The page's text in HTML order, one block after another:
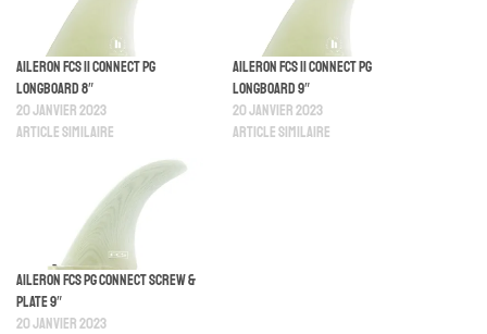
Aileron FCS II Connect Pg
Longboard 8″
20 janvier 2023
Article similaire
Aileron FCS II Connect Pg
Longboard 9″
20 janvier 2023
Article similaire
Aileron FCS PG Connect Screw &
Plate 9″
20 janvier 2023